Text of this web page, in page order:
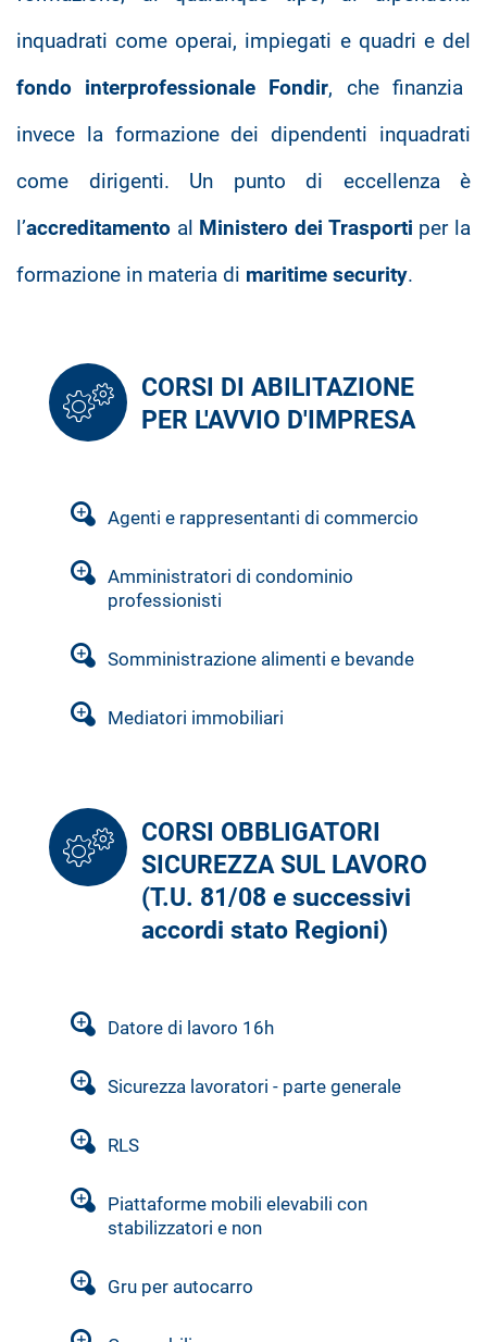
inquadrati come operai, impiegati e quadri e del
fondo interprofessionale Fondir, che finanzia
invece la formazione dei dipendenti inquadrati
come dirigenti. Un punto di eccellenza è
l’accreditamento al Ministero dei Trasporti per la
formazione in materia di maritime security.
CORSI DI ABILITAZIONE
PER L'AVVIO D'IMPRESA
Agenti e rappresentanti di commercio
Amministratori di condominio
professionisti
Somministrazione alimenti e bevande
Mediatori immobiliari
CORSI OBBLIGATORI
SICUREZZA SUL LAVORO
(T.U. 81/08 e successivi
accordi stato Regioni)
Datore di lavoro 16h
Sicurezza lavoratori - parte generale
RLS
Piattaforme mobili elevabili con
stabilizzatori e non
Gru per autocarro